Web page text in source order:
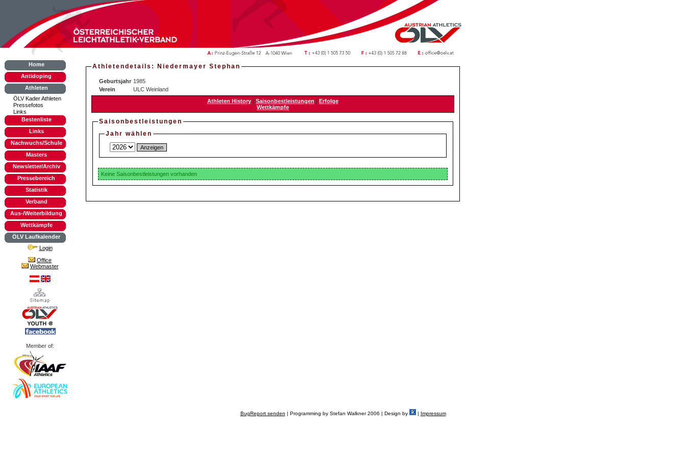
Home
Antidoping
Athleten
ÖLV Kader Athleten
Pressefotos
Links
Bestenliste
Links
Nachwuchs/Schule
Masters
Newsletter/Archiv
Pressebereich
Statistik
Verband
Aus-/Weiterbildung
Wettkämpfe
ÖLV Laufkalender
Login
Office
Webmaster
Member of:
Athletendetails: Niedermayer Stephan
Geburtsjahr 1985
Verein
ULC Weinland
Athleten History | Saisonbestleistungen | Erfolge
Wettkämpfe
Saisonbestleistungen
Jahr wählen
Keine Saisonbestleistungen vorhanden
BugReport senden | Programming by Stefan Walkner 2006 | Design by | Impressum